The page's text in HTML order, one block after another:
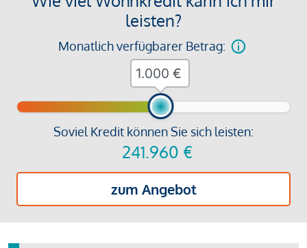
leisten?
Monatlich verfügbarer Betrag:
Soviel Kredit können Sie sich leisten:
241.960 €
zum Angebot
€